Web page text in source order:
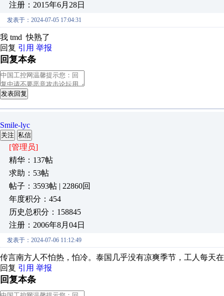
注册：2015年6月28日
发表于：2024-07-05 17:04:31
我 tmd 快熟了
回复 引用 举报
回复本条
发表回复
Smile-lyc
关注 私信
[管理员]
精华：137帖
求助：53帖
帖子：3593帖 | 22860回
年度积分：454
历史总积分：158845
注册：2006年8月04日
发表于：2024-07-06 11:12:49
传言南方人不怕热，怕冷。泰国几乎没有凉爽季节，工人每天
回复 引用 举报
回复本条